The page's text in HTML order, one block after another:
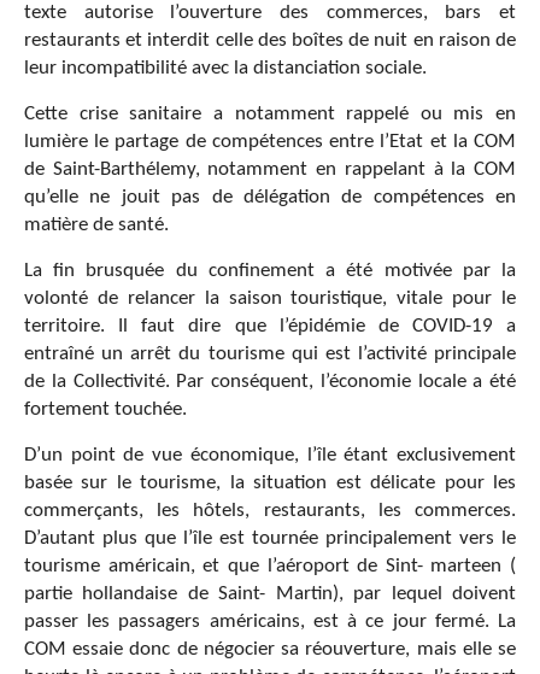
texte autorise l’ouverture des commerces, bars et
restaurants et interdit celle des boîtes de nuit en raison de
leur incompatibilité avec la distanciation sociale.
Cette crise sanitaire a notamment rappelé ou mis en
lumière le partage de compétences entre l’Etat et la COM
de Saint-Barthélemy, notamment en rappelant à la COM
qu’elle ne jouit pas de délégation de compétences en
matière de santé.
La fin brusquée du confinement a été motivée par la
volonté de relancer la saison touristique, vitale pour le
territoire. Il faut dire que l’épidémie de COVID-19 a
entraîné un arrêt du tourisme qui est l’activité principale
de la Collectivité. Par conséquent, l’économie locale a été
fortement touchée.
D’un point de vue économique, l’île étant exclusivement
basée sur le tourisme, la situation est délicate pour les
commerçants, les hôtels, restaurants, les commerces.
D’autant plus que l’île est tournée principalement vers le
tourisme américain, et que l’aéroport de Sint- marteen (
partie hollandaise de Saint- Martin), par lequel doivent
passer les passagers américains, est à ce jour fermé. La
COM essaie donc de négocier sa réouverture, mais elle se